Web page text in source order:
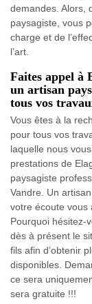
demandes. Alors,
paysagiste, vous
charge et de
l’art.
Faites appel à
un artisan
tous vos
Vous êtes à la
pour tous vos
laquelle nous
prestations de
paysagiste
Vandre. Un
votre écoute vous
Pourquoi hésitez-
dès à présent le
fils afin d’obtenir
disponibles.
ce sera
sera gratuite !!!